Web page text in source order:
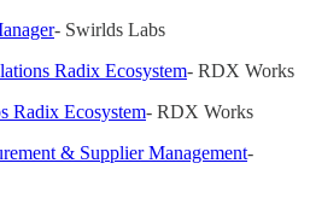
- Swirlds Labs
Radix Ecosystem- RDX Works
Radix Ecosystem- RDX Works
& Supplier Management-